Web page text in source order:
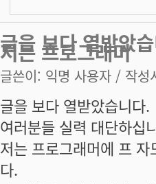
글을 보다 열받았
저는 프로그래머
글쓴이: 익명 사용자 / 작성
글을 보다 열받았습니다.
여러분들 실력 대단하십
저는 프로그래머에 프
다.